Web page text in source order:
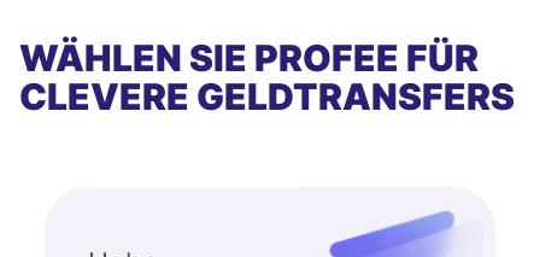
WÄHLEN SIE PROFEE FÜR
CLEVERE GELDTRANSFERS